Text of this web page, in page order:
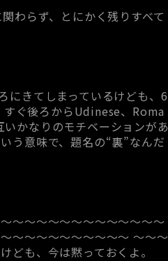
わらず、とにかく残りすべて
にきてしまっているけども、6
ぐ後ろからUdinese、Roma
かなりのモチベーションがあ
う意味で、題名の“裏”なんだ
～～～～～～～～～～～～～
～～～～～～～～～～ ～～～
ども、今は黙っておくよ。